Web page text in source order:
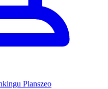
Planszeo